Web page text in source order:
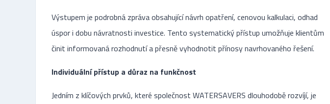
Výstupem je podrobná zpráva obsahující návrh opatření, cenovou kalkulaci, odhad
úspor i dobu návratnosti investice. Tento systematický přístup umožňuje klientům
činit informovaná rozhodnutí a přesně vyhodnotit přínosy navrhovaného řešení.
Individuální přístup a důraz na funkčnost
Jedním z klíčových prvků, které společnost WATERSAVERS dlouhodobě rozvíjí, je